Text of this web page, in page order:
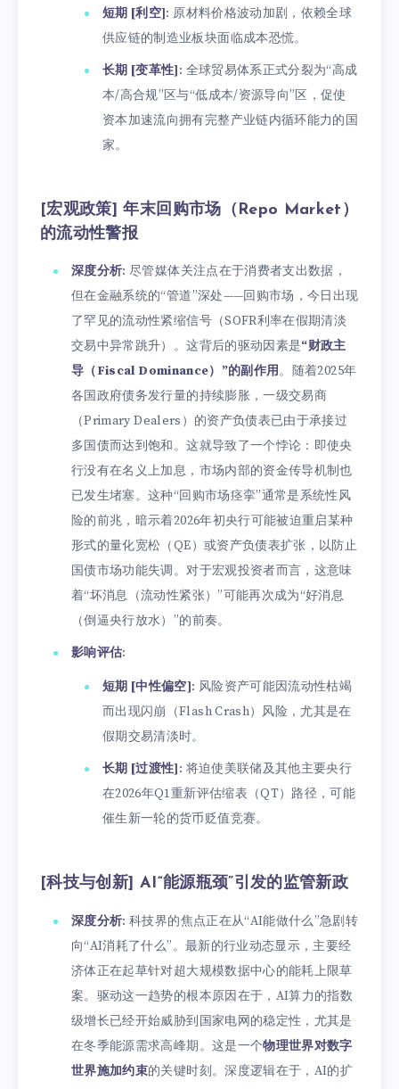
短期 [利空]: 原材料价格波动加剧，依赖全球
供应链的制造业板块面临成本恐慌。
长期 [变革性]: 全球贸易体系正式分裂为“高成
本/高合规”区与“低成本/资源导向”区，促使
资本加速流向拥有完整产业链内循环能力的国
家。
[宏观政策] 年末回购市场（Repo Market）
的流动性警报
深度分析: 尽管媒体关注点在于消费者支出数据，
但在金融系统的“管道”深处——回购市场，今日出现
了罕见的流动性紧缩信号（SOFR利率在假期清淡
交易中异常跳升）。这背后的驱动因素是“财政主
导（Fiscal Dominance）”的副作用。随着2025年
各国政府债务发行量的持续膨胀，一级交易商
（Primary Dealers）的资产负债表已由于承接过
多国债而达到饱和。这就导致了一个悖论：即使央
行没有在名义上加息，市场内部的资金传导机制也
已发生堵塞。这种“回购市场痉挛”通常是系统性风
险的前兆，暗示着2026年初央行可能被迫重启某种
形式的量化宽松（QE）或资产负债表扩张，以防止
国债市场功能失调。对于宏观投资者而言，这意味
着“坏消息（流动性紧张）”可能再次成为“好消息
（倒逼央行放水）”的前奏。
影响评估:
短期 [中性偏空] : 风险资产可能因流动性枯竭
而出现闪崩（Flash Crash）风险，尤其是在
假期交易清淡时。
长期 [过渡性] : 将迫使美联储及其他主要央行
在2026年Q1重新评估缩表（QT）路径，可能
催生新一轮的货币贬值竞赛。
[科技与创新] AI“能源瓶颈”引发的监管新政
深度分析: 科技界的焦点正在从“AI能做什么”急剧转
向“AI消耗了什么”。最新的行业动态显示，主要经
济体正在起草针对超大规模数据中心的能耗上限草
案。驱动这一趋势的根本原因在于，AI算力的指数
级增长已经开始威胁到国家电网的稳定性，尤其是
在冬季能源需求高峰期。这是一个物理世界对数字
世界施加约束的关键时刻。深度逻辑在于，AI的扩